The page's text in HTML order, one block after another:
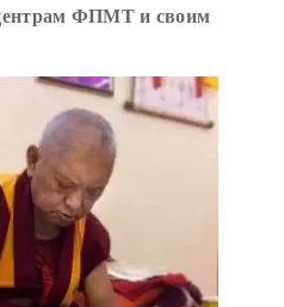
ФПМТ и своим